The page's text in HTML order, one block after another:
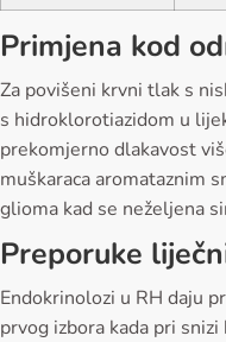
Primjena kod
Za povišeni krvni tlak s
s hidroklorotiazidom u
prekomjerno dlakavost
muškaraca aromataznim
glioma kad se neželjena
Preporuke
Endokrinolozi u RH daju
prvog izbora kada pri